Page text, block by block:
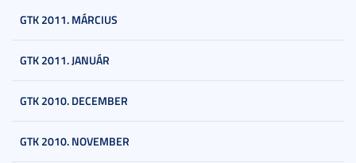
GTK 2011. MÁRCIUS
GTK 2011. JANUÁR
GTK 2010. DECEMBER
GTK 2010. NOVEMBER